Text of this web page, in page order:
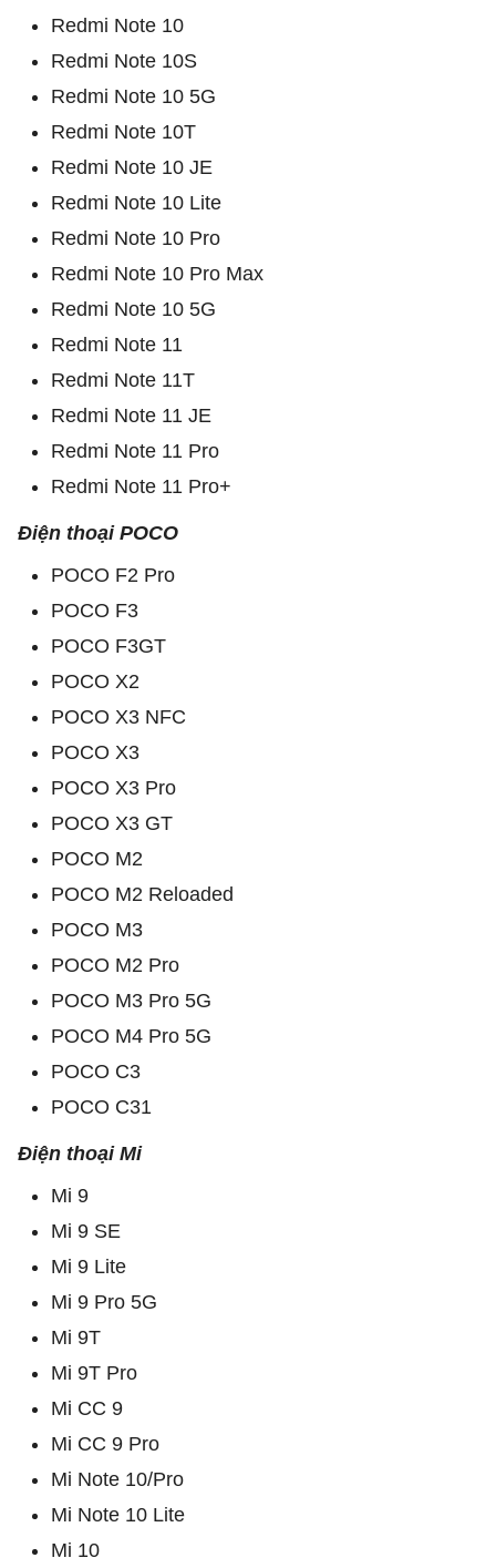
Redmi Note 10
Redmi Note 10S
Redmi Note 10 5G
Redmi Note 10T
Redmi Note 10 JE
Redmi Note 10 Lite
Redmi Note 10 Pro
Redmi Note 10 Pro Max
Redmi Note 10 5G
Redmi Note 11
Redmi Note 11T
Redmi Note 11 JE
Redmi Note 11 Pro
Redmi Note 11 Pro+
Điện thoại POCO
POCO F2 Pro
POCO F3
POCO F3GT
POCO X2
POCO X3 NFC
POCO X3
POCO X3 Pro
POCO X3 GT
POCO M2
POCO M2 Reloaded
POCO M3
POCO M2 Pro
POCO M3 Pro 5G
POCO M4 Pro 5G
POCO C3
POCO C31
Điện thoại Mi
Mi 9
Mi 9 SE
Mi 9 Lite
Mi 9 Pro 5G
Mi 9T
Mi 9T Pro
Mi CC 9
Mi CC 9 Pro
Mi Note 10/Pro
Mi Note 10 Lite
Mi 10